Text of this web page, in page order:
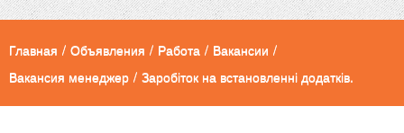
Главная / Объявления / Работа / Вакансии /
Вакансия менеджер / Заробіток на встановленні додатків.